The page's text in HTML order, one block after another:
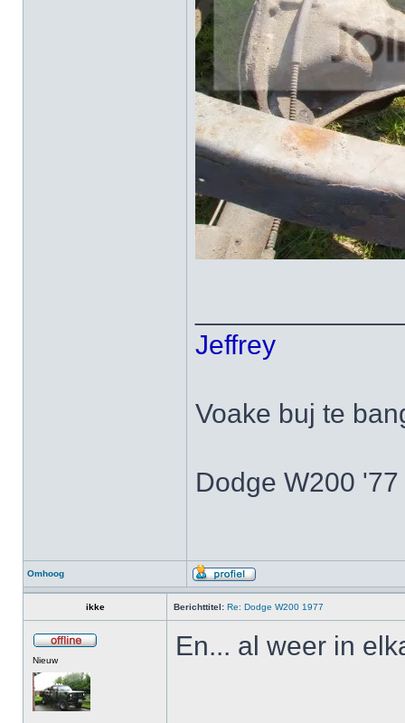
Jeffrey
Voake buj te
Dodge W200 '77
Omhoog
ikke Berichttitel: Re: Dodge W200 1977
Nieuw En... al weer in